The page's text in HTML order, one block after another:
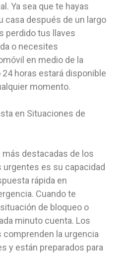
Ya sea que te hayas
casa después de un largo
perdido tus llaves
o necesites
en medio de la
horas estará disponible
momento.
en Situaciones de
más destacadas de los
urgentes es su capacidad
rápida en
Cuando te
de bloqueo o
minuto cuenta. Los
comprenden la urgencia
y están preparados para